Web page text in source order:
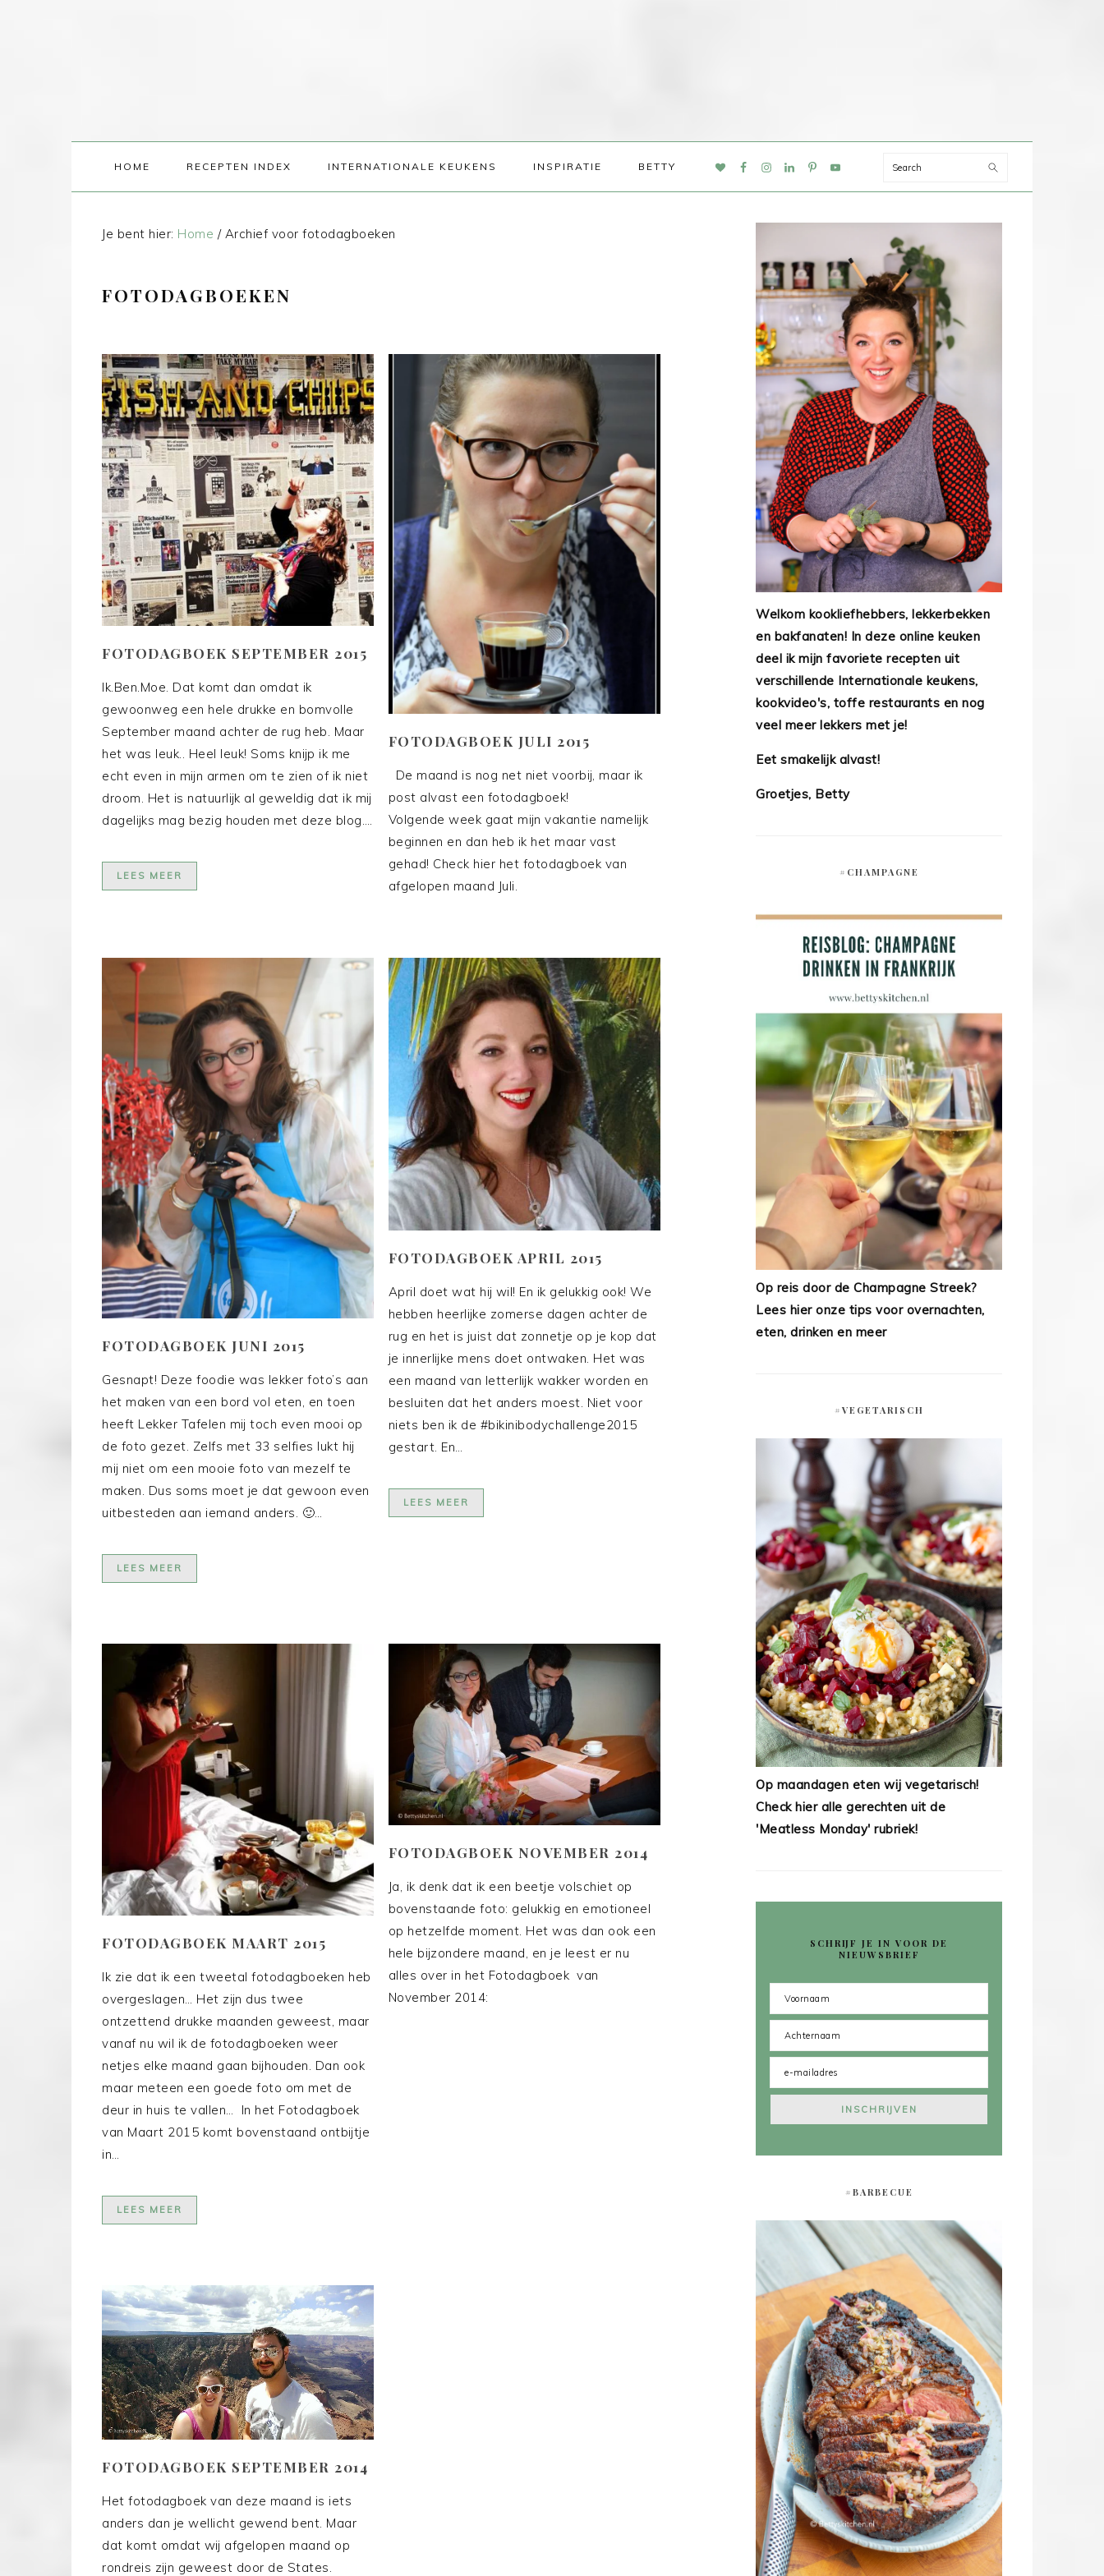
HOME RECEPTEN INDEX INTERNATIONALE KEUKENS INSPIRATIE BETTY
NAV
Search
Je bent hier: Home /Archief voor fotodagboeken
FOTODAGBOEKEN
FOTODAGBOEK SEPTEMBER 2015
Ik.Ben.Moe. Dat komt dan omdat ik
gewoonweg een hele drukke en bomvolle
September maand achter de rug heb. Maar
het was leuk.. Heel leuk! Soms knijp ik me
echt even in mijn armen om te zien of ik niet
droom. Het is natuurlijk al geweldig dat ik mij
dagelijks mag bezig houden met deze blog….
LEES MEER
FOTODAGBOEK JULI 2015
De maand is nog net niet voorbij, maar ik
post alvast een fotodagboek!
Volgende week gaat mijn vakantie namelijk
beginnen en dan heb ik het maar vast
gehad! Check hier het fotodagboek van
afgelopen maand Juli.
FOTODAGBOEK JUNI 2015
Gesnapt! Deze foodie was lekker foto’s aan
het maken van een bord vol eten, en toen
heeft Lekker Tafelen mij toch even mooi op
de foto gezet. Zelfs met 33 selfies lukt hij
mij niet om een mooie foto van mezelf te
maken. Dus soms moet je dat gewoon even
uitbesteden aan iemand anders. 🙂…
LEES MEER
FOTODAGBOEK APRIL 2015
April doet wat hij wil! En ik gelukkig ook! We
hebben heerlijke zomerse dagen achter de
rug en het is juist dat zonnetje op je kop dat
je innerlijke mens doet ontwaken. Het was
een maand van letterlijk wakker worden en
besluiten dat het anders moest. Niet voor
niets ben ik de #bikinibodychallenge2015
gestart. En…
LEES MEER
FOTODAGBOEK MAART 2015
Ik zie dat ik een tweetal fotodagboeken heb
overgeslagen… Het zijn dus twee
ontzettend drukke maanden geweest, maar
vanaf nu wil ik de fotodagboeken weer
netjes elke maand gaan bijhouden. Dan ook
maar meteen een goede foto om met de
deur in huis te vallen… In het Fotodagboek
van Maart 2015 komt bovenstaand ontbijtje
in…
LEES MEER
FOTODAGBOEK NOVEMBER 2014
Ja, ik denk dat ik een beetje volschiet op
bovenstaande foto: gelukkig en emotioneel
op hetzelfde moment. Het was dan ook een
hele bijzondere maand, en je leest er nu
alles over in het Fotodagboek van
November 2014:
FOTODAGBOEK SEPTEMBER 2014
Het fotodagboek van deze maand is iets
anders dan je wellicht gewend bent. Maar
dat komt omdat wij afgelopen maand op
rondreis zijn geweest door de States.
Welkom kookliefhebbers, lekkerbekken
en bakfanaten! In deze online keuken
deel ik mijn favoriete recepten uit
verschillende Internationale keukens,
kookvideo's, toffe restaurants en nog
veel meer lekkers met je!
Eet smakelijk alvast!
Groetjes, Betty
#CHAMPAGNE
Op reis door de Champagne Streek?
Lees hier onze tips voor overnachten,
eten, drinken en meer
#VEGETARISCH
Op maandagen eten wij vegetarisch!
Check hier alle gerechten uit de
'Meatless Monday' rubriek!
SCHRIJF JE IN VOOR DE
NIEUWSBRIEF
#BARBECUE